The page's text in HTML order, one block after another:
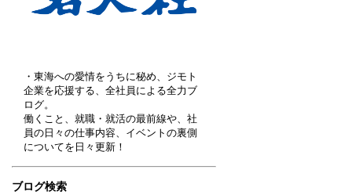
・東海への愛情をうちに秘め、ジモト
企業を応援する、全社員による全力ブ
ログ。
働くこと、就職・就活の最前線や、社
員の日々の仕事内容、イベントの裏側
についてを日々更新！
ブログ検索